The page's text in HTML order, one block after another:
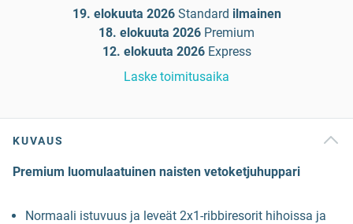
19. elokuuta 2026 Standard ilmainen
18. elokuuta 2026 Premium
12. elokuuta 2026 Express
Laske toimitusaika
KUVAUS
Premium luomulaatuinen naisten vetoketjuhuppari
Normaali istuvuus ja leveät 2x1-ribbiresorit hihoissa ja